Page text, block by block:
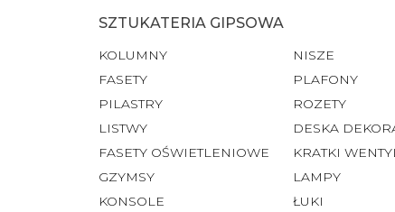
SZTUKATERIA GIPSOWA
KOLUMNY
FASETY
PILASTRY
LISTWY
FASETY OŚWIETLENIOWE
GZYMSY
KONSOLE
NISZE
PLAFONY
ROZETY
DESKA
KRATKI
LAMPY
ŁUKI